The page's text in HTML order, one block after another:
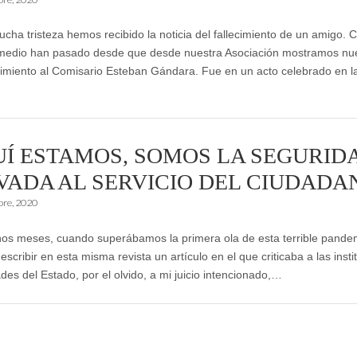
tristeza hemos recibido la noticia del fallecimiento de un amigo.
han pasado desde que desde nuestra Asociación mostramos
al Comisario Esteban Gándara. Fue en un acto celebrado en
ESTAMOS, SOMOS LA
AL SERVICIO DEL
2020
meses, cuando superábamos la primera ola de esta terrible
en esta misma revista un artículo en el que criticaba a las
del Estado, por el olvido, a mi juicio intencionado,…